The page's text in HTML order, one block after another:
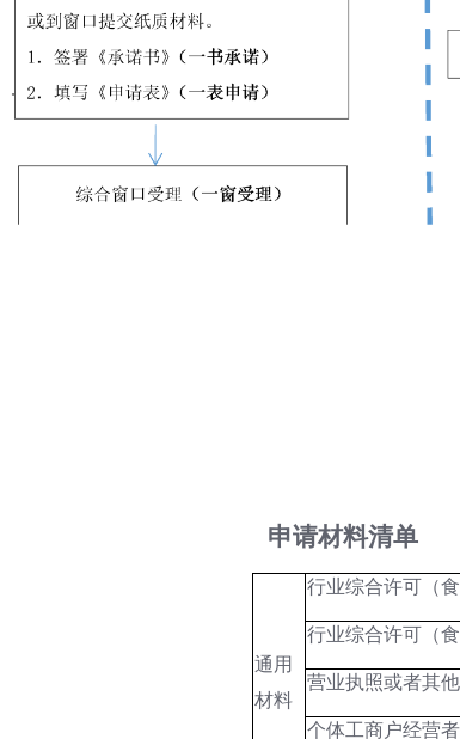
材料清单
通用
材料
行业综合许可（
行业综合许可（
营业执照或者其
个体工商户经营